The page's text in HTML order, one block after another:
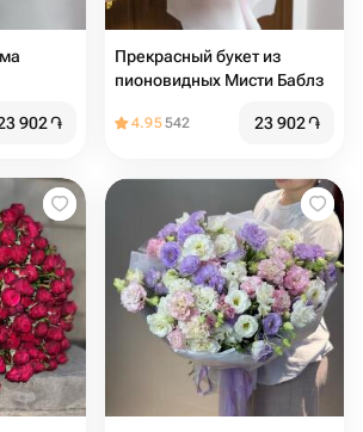
902֏
Прекрасный букет из
пионовидных Мисти Баблз
4.95542 23 902֏